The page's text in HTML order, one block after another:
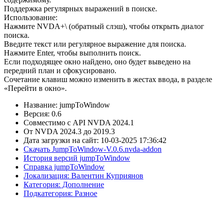
Поддержка регулярных выражений в поиске.
Использование:
Нажмите NVDA+\ (обратный слэш), чтобы открыть диалог
поиска.
Введите текст или регулярное выражение для поиска.
Нажмите Enter, чтобы выполнить поиск.
Если подходящее окно найдено, оно будет выведено на
передний план и сфокусировано.
Сочетание клавиш можно изменить в жестах ввода, в разделе
«Перейти в окно».
Название: jumpToWindow
Версия: 0.6
Совместимо с API NVDA 2024.1
От NVDA 2024.3 до 2019.3
Дата загрузки на сайт: 10-03-2025 17:36:42
Скачать JumpToWindow-V.0.6.nvda-addon
История версий jumpToWindow
Справка jumpToWindow
Локализация: Валентин Куприянов
Категория: Дополнение
Подкатегория: Разное